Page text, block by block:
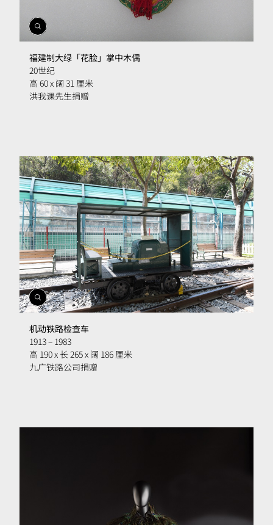
開
啟
相
簿
福建制大绿「花脸」掌中木偶
20世纪
高 60 x 阔 31 厘米
洪我课先生捐赠
開
啟
相
簿
机动铁路检查车
1913 – 1983
高 190 x 长 265 x 阔 186 厘米
九广铁路公司捐赠